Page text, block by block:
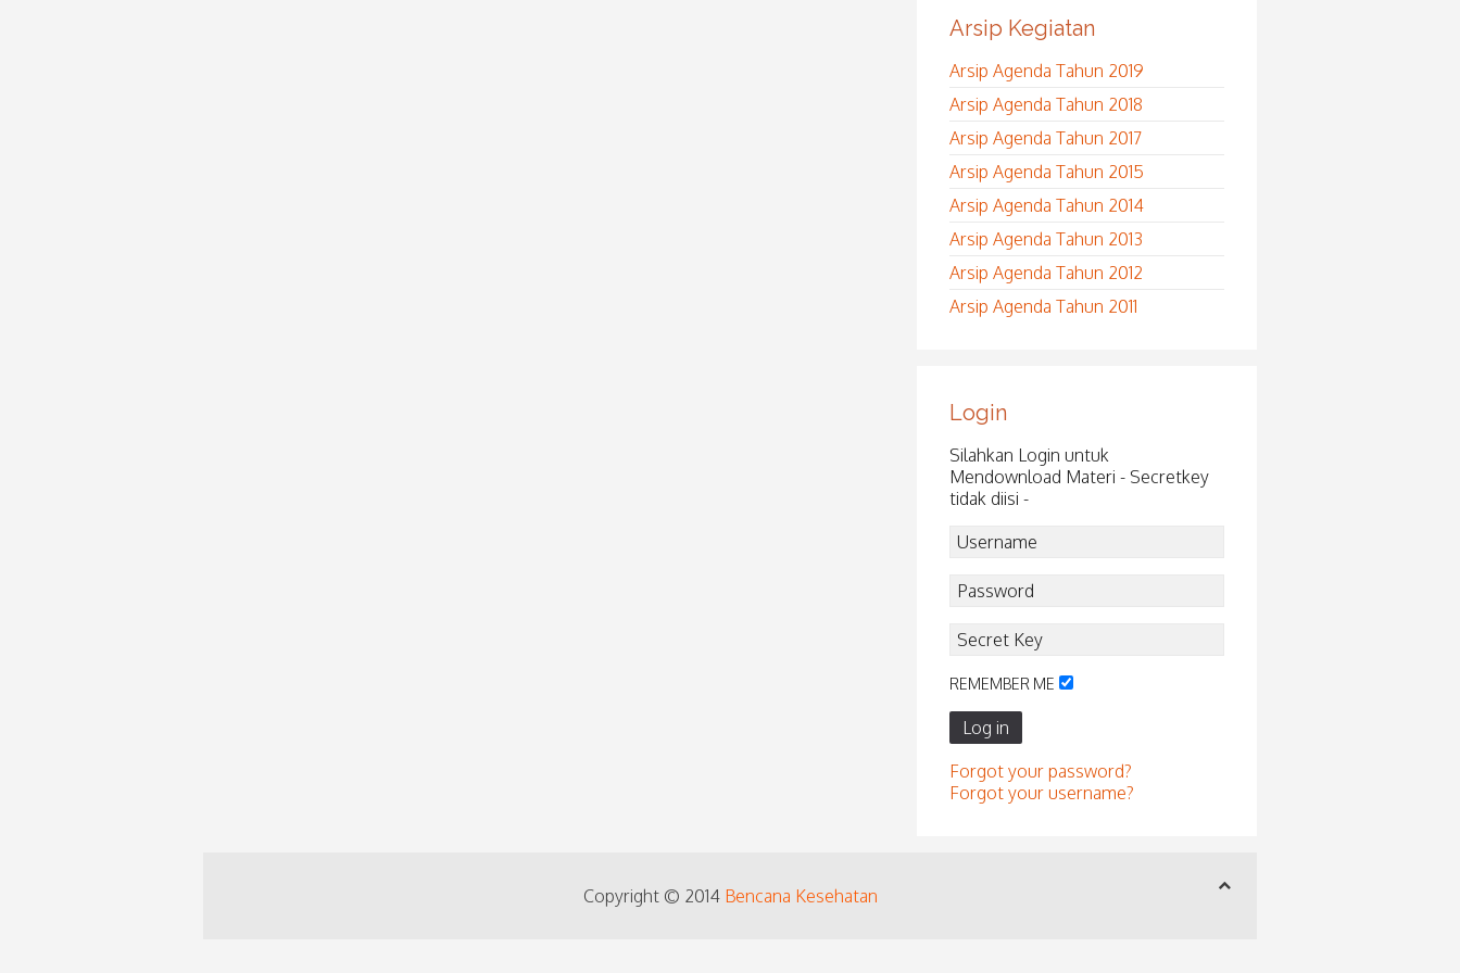
Arsip Kegiatan
Arsip Agenda Tahun 2019
Arsip Agenda Tahun 2018
Arsip Agenda Tahun 2017
Arsip Agenda Tahun 2015
Arsip Agenda Tahun 2014
Arsip Agenda Tahun 2013
Arsip Agenda Tahun 2012
Arsip Agenda Tahun 2011
Login
Silahkan Login untuk
Mendownload Materi - Secretkey
tidak diisi -
REMEMBER ME
Log in
Forgot your password?
Forgot your username?
Copyright © 2014 Bencana Kesehatan